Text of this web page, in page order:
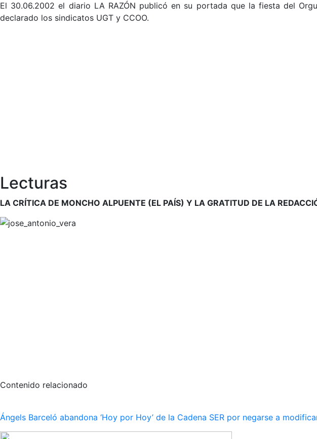
El 30.06.2002 el diario LA RAZÓN publicó en su portada que la fiesta del
declarado los sindicatos UGT y CCOO.
Lecturas
LA CRÍTICA DE MONCHO ALPUENTE (EL PAÍS) Y LA GRATITUD DE LA
Contenido relacionado
Ángels Barceló abandona ‘Hoy por Hoy’ de la Cadena SER por negarse a